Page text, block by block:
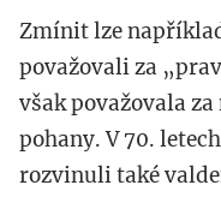
Zmínit lze
považovali za
však považovala za
pohany. V 70.
rozvinuli také